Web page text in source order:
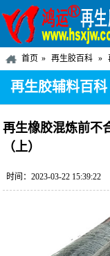
首页 再生胶百科
再生胶辅料百科
再生橡胶混炼前不
（上）
时间：2023-03-22 15:39:22